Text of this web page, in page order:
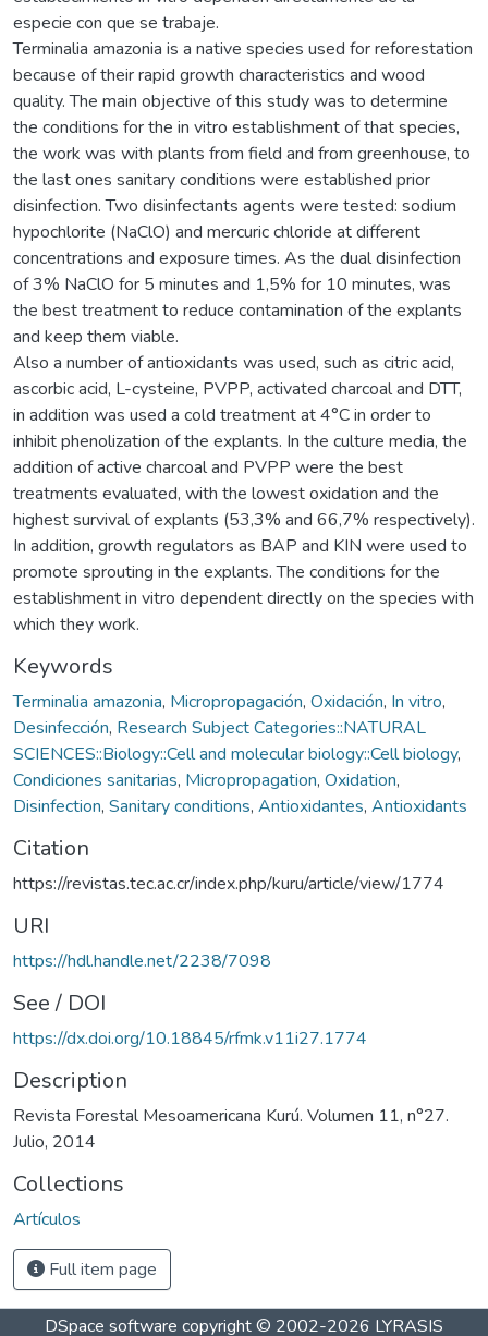
especie con que se trabaje.
Terminalia amazonia is a native species used for reforestation
because of their rapid growth characteristics and wood
quality. The main objective of this study was to determine
the conditions for the in vitro establishment of that species,
the work was with plants from field and from greenhouse, to
the last ones sanitary conditions were established prior
disinfection. Two disinfectants agents were tested: sodium
hypochlorite (NaClO) and mercuric chloride at different
concentrations and exposure times. As the dual disinfection
of 3% NaClO for 5 minutes and 1,5% for 10 minutes, was
the best treatment to reduce contamination of the explants
and keep them viable.
Also a number of antioxidants was used, such as citric acid,
ascorbic acid, L-cysteine, PVPP, activated charcoal and DTT,
in addition was used a cold treatment at 4°C in order to
inhibit phenolization of the explants. In the culture media, the
addition of active charcoal and PVPP were the best
treatments evaluated, with the lowest oxidation and the
highest survival of explants (53,3% and 66,7% respectively).
In addition, growth regulators as BAP and KIN were used to
promote sprouting in the explants. The conditions for the
establishment in vitro dependent directly on the species with
which they work.
Keywords
Terminalia amazonia, Micropropagación, Oxidación, In vitro,
Desinfección, Research Subject Categories::NATURAL
SCIENCES::Biology::Cell and molecular biology::Cell biology,
Condiciones sanitarias, Micropropagation, Oxidation,
Disinfection, Sanitary conditions, Antioxidantes, Antioxidants
Citation
https://revistas.tec.ac.cr/index.php/kuru/article/view/1774
URI
https://hdl.handle.net/2238/7098
See / DOI
https://dx.doi.org/10.18845/rfmk.v11i27.1774
Description
Revista Forestal Mesoamericana Kurú. Volumen 11, n°27.
Julio, 2014
Collections
Artículos
Full item page
DSpace software copyright © 2002-2026 LYRASIS